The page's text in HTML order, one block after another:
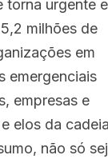
torna urgente e
milhões de
em
emergenciais
empresas e
elos da cadeia
não só